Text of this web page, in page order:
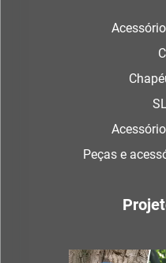
Peças e